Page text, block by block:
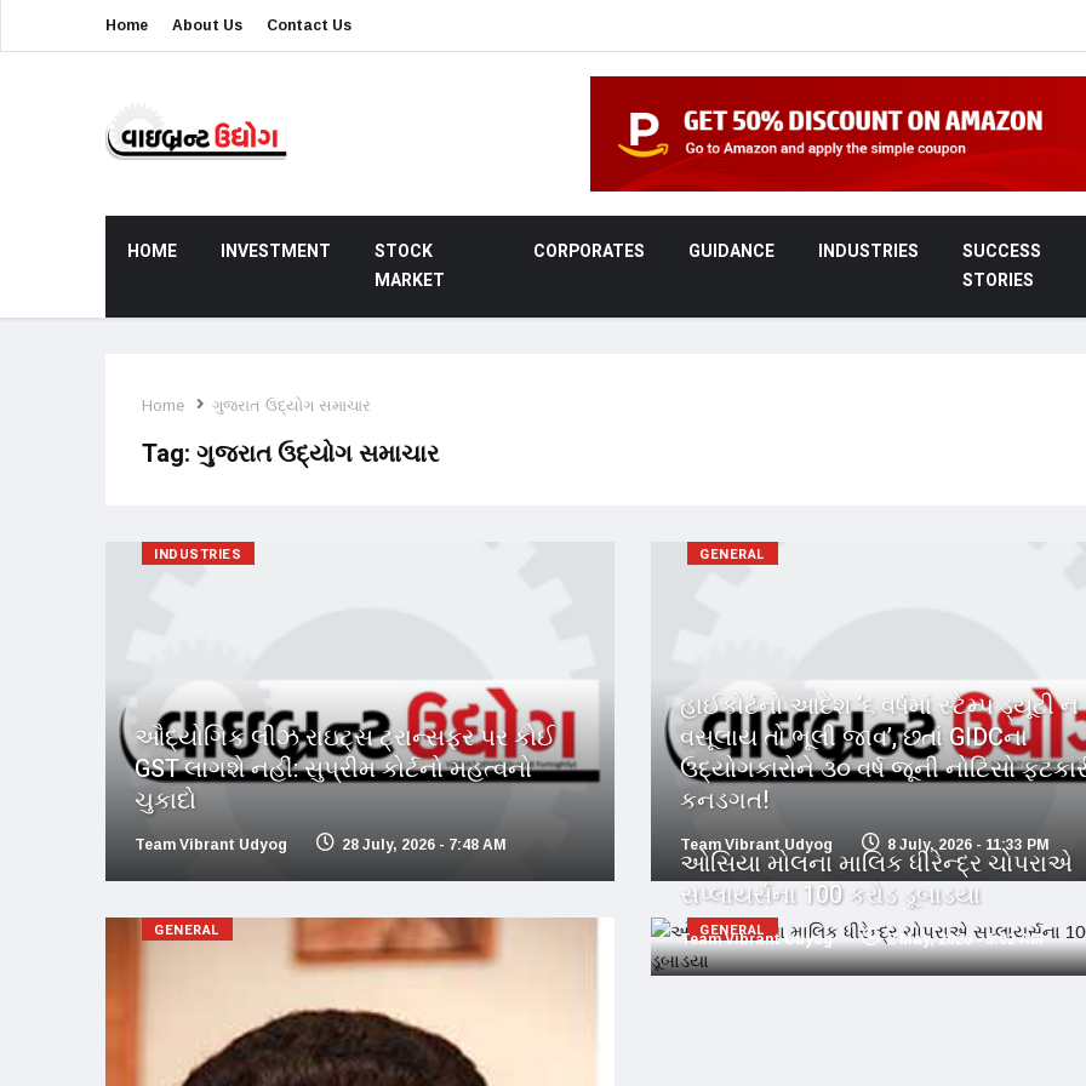
Home About Us Contact Us
HOME INVESTMENT
STOCK
MARKET
CORPORATES GUIDANCE INDUSTRIES
SUCCESS
STORIES
Home ગુજરાત ઉદ્યોગ સમાચાર
Tag: ગુજરાત ઉદ્યોગ સમાચાર
INDUSTRIES
ઔદ્યોગિક લીઝ રાઇટ્સ ટ્રાન્સફર પર કોઈ
GST લાગશે નહીં: સુપ્રીમ કોર્ટનો મહત્વનો
ચુકાદો
Team Vibrant Udyog 28 July, 2026 - 7:48 AM
GENERAL
હાઈકોર્ટનો આદેશ ‘૬ વર્ષમાં સ્ટેમ્પ ડ્યૂટી ન
વસૂલાય તો ભૂલી જાવ’, છતાં GIDCના
ઉદ્યોગકારોને ૩૦ વર્ષ જૂની નોટિસો
કનડગત!
Team Vibrant Udyog 8 July, 2026 - 11:33 PM
GENERAL GENERAL
ઓસિયા મોલના માલિક ધીરેન્દ્ર ચોપરાએ
સપ્લાયર્સના 100 કરોડ ડૂબાડયા
Team Vibrant Udyog 2 May, 2026 - 5:02 AM